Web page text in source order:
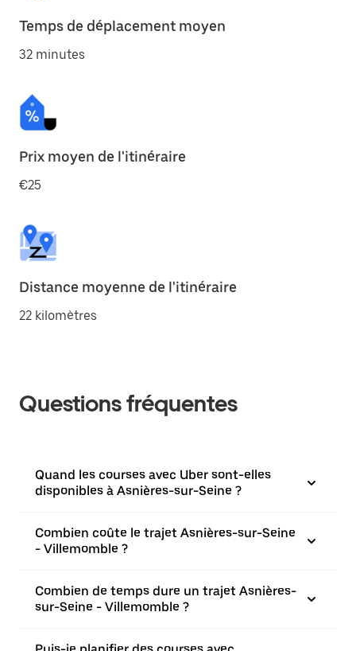
Temps de déplacement moyen
32 minutes
Prix moyen de l'itinéraire
€25
Distance moyenne de l'itinéraire
22 kilomètres
Questions fréquentes
Quand les courses avec Uber sont-elles
disponibles à Asnières-sur-Seine ?
Combien coûte le trajet Asnières-sur-Seine
- Villemomble ?
Combien de temps dure un trajet Asnières-
sur-Seine - Villemomble ?